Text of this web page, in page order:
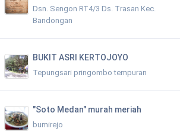
Dsn. Sengon RT4/3 Ds. Trasan Kec.
Bandongan
BUKIT ASRI KERTOJOYO
Tepungsari pringombo tempuran
"Soto Medan" murah meriah
bumirejo